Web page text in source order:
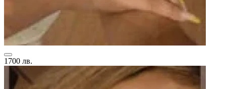
1700 лв.